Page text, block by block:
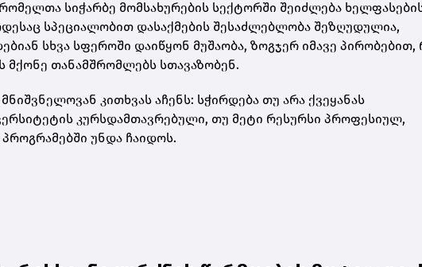
სიჭარბე მომსახურების სექტორში შეიძლება
სპეციალობით დასაქმების შესაძლებლობა შეზღუდულია,
სხვა სფეროში დაიწყონ მუშაობა, ზოგჯერ იმავე პირობებით,
თანამშრომლებს სთავაზობენ.
კითხვას აჩენს: სჭირდება თუ არა ქვეყანას
კურსდამთავრებული, თუ მეტი რესურსი პროფესიულ,
უნდა ჩაიდოს.